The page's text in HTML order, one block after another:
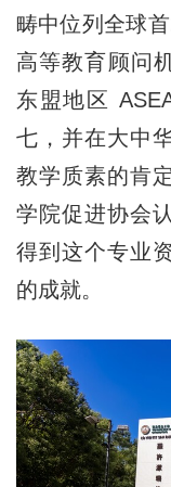
畴中位列全球
高等教育顾问
东盟地区
七，并在大中
教学质素的肯
学院促进协会
得到这个专业
的成就。